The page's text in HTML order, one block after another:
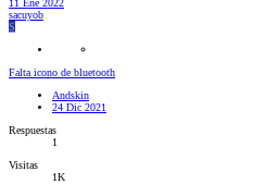
11 Ene 2022
sacuyob
S
Falta icono de bluetooth
Andskin
24 Dic 2021
Respuestas
1
Visitas
1K